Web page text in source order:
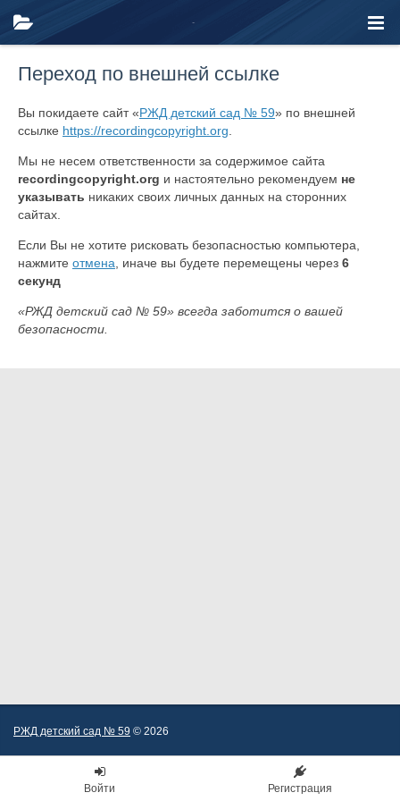
Переход по внешней ссылке
Вы покидаете сайт «РЖД детский сад № 59» по внешней
ссылке https://recordingcopyright.org
Мы не несем ответственности за содержимое сайта
recordingcopyright.org и настоятельно рекомендуем не
указывать никаких своих личных данных на сторонних
сайтах.
Если Вы не хотите рисковать безопасностью компьютера,
нажмите отмена , иначе вы будете перемещены через 6
секунд
«РЖД детский сад № 59» всегда заботится о вашей
безопасности.
РЖД детский сад № 59 © 2026
Войти Регистрация